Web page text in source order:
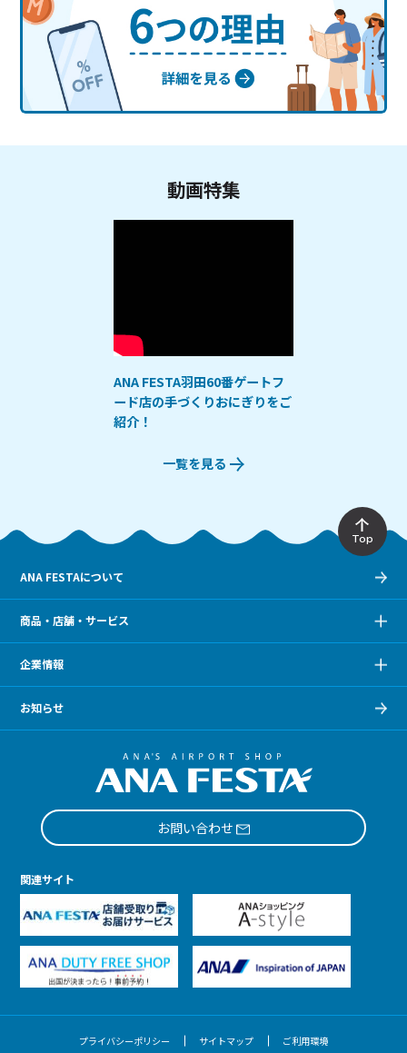
動画特集
ANA FESTA羽田60番ゲートフ
ード店の手づくりおにぎりをご
紹介！
一覧を見る
Top
ANA FESTAについて
商品・店舗・サービス
企業情報
お知らせ
お問い合わせ
関連サイト
プライバシーポリシー サイトマップ ご利用環境